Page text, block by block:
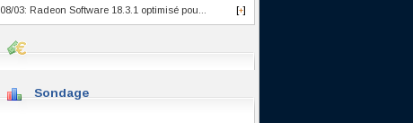
[+]
08/03: Radeon Software 18.3.1 optimisé pou...
Sondage